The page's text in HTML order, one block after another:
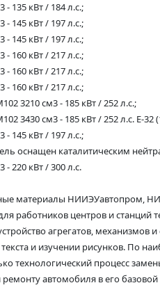
- 135 кВт / 184 л.с.;
- 145 кВт / 197 л.с.;
- 145 кВт / 197 л.с.;
- 160 кВт / 217 л.с.;
- 160 кВт / 217 л.с.;
- 160 кВт / 217 л.с.;
3210 см3 - 185 кВт / 252 л.с.;
3430 см3 - 185 кВт / 252 л.с. E-32
- 145 кВт / 197 л.с.;
оснащен каталитическим
- 220 кВт / 300 л.с.
материалы НИИЭУавтопром,
работников центров и
агрегатов,
и изучении рисунков. По
технологический процесс
автомобиля в его